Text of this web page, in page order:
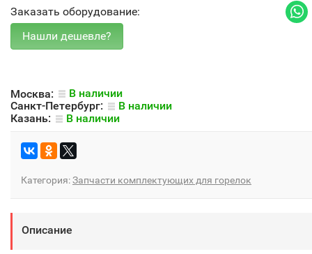
Заказать оборудование:
Москва:
В наличии
Санкт-Петербург:
В наличии
Казань:
В наличии
Категория:Запчасти комплектующих для горелок
Описание